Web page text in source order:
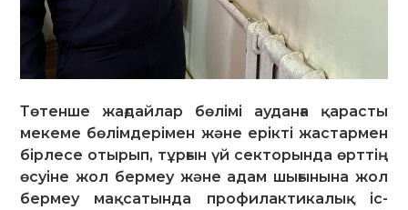
Төтенше жағдайлар бөлімі ауданға қарасты
мекеме бөлімдерімен және ерікті жастармен
бірлесе отырып, тұрғын үй секторында өрттің
өсуіне жол бермеу және адам шығынына жол
бермеу мақсатында профилактикалық іс-